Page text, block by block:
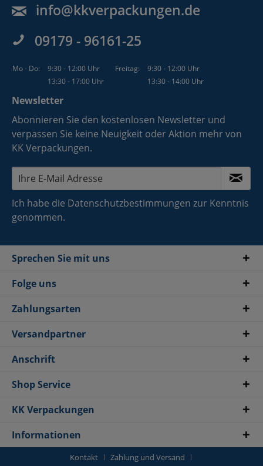
info@kkverpackungen.de
09179 - 96161-25
Mo - Do: 9:30 - 12:00 Uhr Freitag:
9:30 - 12:00 Uhr
13:30 - 17:00 Uhr
13:30 - 14:00 Uhr
Newsletter
Abonnieren Sie den kostenlosen Newsletter und
verpassen Sie keine Neuigkeit oder Aktion mehr von
KK Verpackungen.
Ich habe die Datenschutzbestimmungen zur Kenntnis
genommen.
Sprechen Sie mit uns
Folge uns
Zahlungsarten
Versandpartner
Anschrift
Shop Service
KK Verpackungen
Informationen
Kontakt
Zahlung und Versand